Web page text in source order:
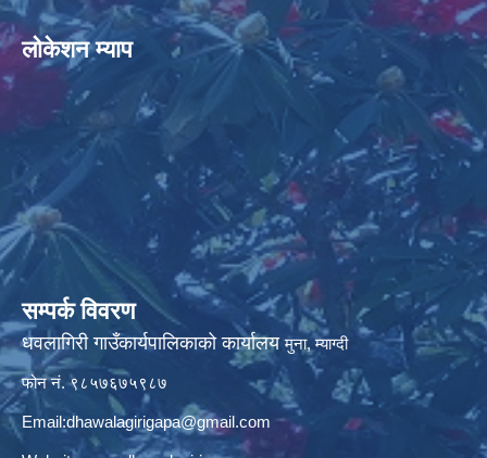
लोकेशन म्याप
सम्पर्क विवरण
धवलागिरी गाउँकार्यपालिकाको कार्यालयमुना, म्याग्दी
फोन नं. ९८५७६७५९८७
Email:dhawalagirigapa@gmail.com